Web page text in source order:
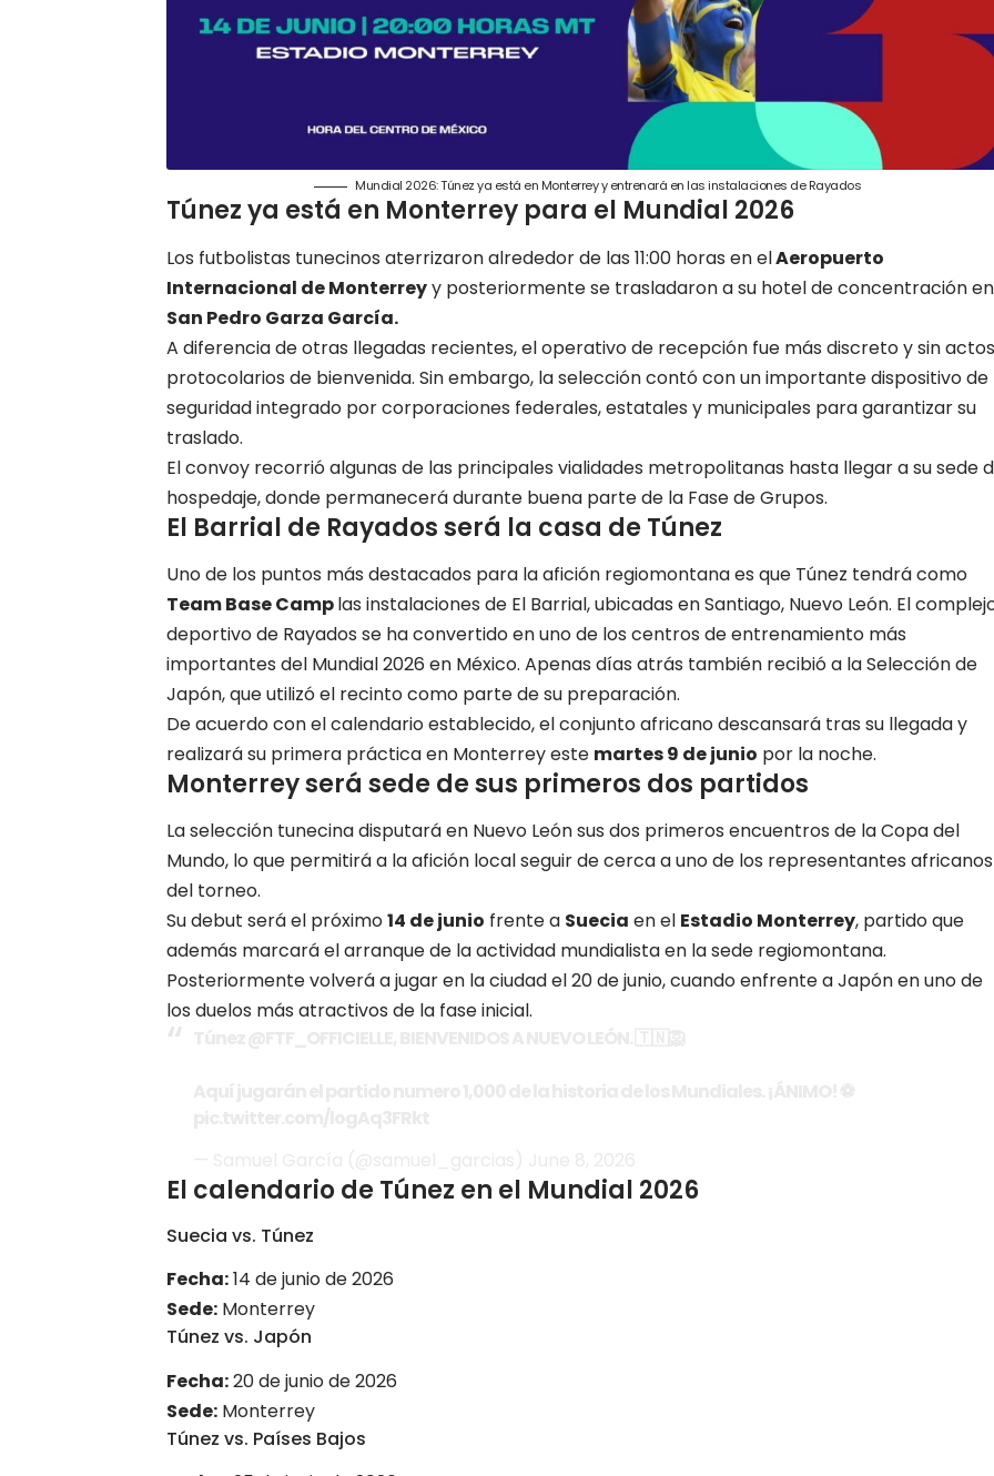
Mundial 2026: Túnez ya está en Monterrey y entrenará en las instalaciones de Rayados
Túnez ya está en Monterrey para el Mundial 2026
Los futbolistas tunecinos aterrizaron alrededor de las 11:00 horas en elAeropuerto
Internacional de Monterreyy posteriormente se trasladaron a su hotel de concentración en
San Pedro Garza García.
A diferencia de otras llegadas recientes, el operativo de recepción fue más discreto y sin actos
protocolarios de bienvenida. Sin embargo, la selección contó con un importante dispositivo de
seguridad integrado por corporaciones federales, estatales y municipales para garantizar su
traslado.
El convoy recorrió algunas de las principales vialidades metropolitanas hasta llegar a su sede
hospedaje, donde permanecerá durante buena parte de la Fase de Grupos.
El Barrial de Rayados será la casa de Túnez
Uno de los puntos más destacados para la afición regiomontana es que Túnez tendrá como
Team Base Camplas instalaciones de El Barrial, ubicadas en Santiago, Nuevo León. El
deportivo de Rayados se ha convertido en uno de los centros de entrenamiento más
importantes del Mundial 2026 en México. Apenas días atrás también recibió a la Selección de
Japón, que utilizó el recinto como parte de su preparación.
De acuerdo con el calendario establecido, el conjunto africano descansará tras su llegada y
realizará su primera práctica en Monterrey este martes 9 de junio por la noche.
Monterrey será sede de sus primeros dos partidos
La selección tunecina disputará en Nuevo León sus dos primeros encuentros de la Copa del
Mundo, lo que permitirá a la afición local seguir de cerca a uno de los representantes africanos
del torneo.
Su debut será el próximo14 de junio frente a Suecia en el Estadio Monterrey, partido que
además marcará el arranque de la actividad mundialista en la sede regiomontana.
Posteriormente volverá a jugar en la ciudad el 20 de junio, cuando enfrente a Japón en uno de
los duelos más atractivos de la fase inicial.
El calendario de Túnez en el Mundial 2026
Suecia vs. Túnez
Fecha:14 de junio de 2026
Sede: Monterrey
Túnez vs. Japón
Fecha:20 de junio de 2026
Sede: Monterrey
Túnez vs. Países Bajos